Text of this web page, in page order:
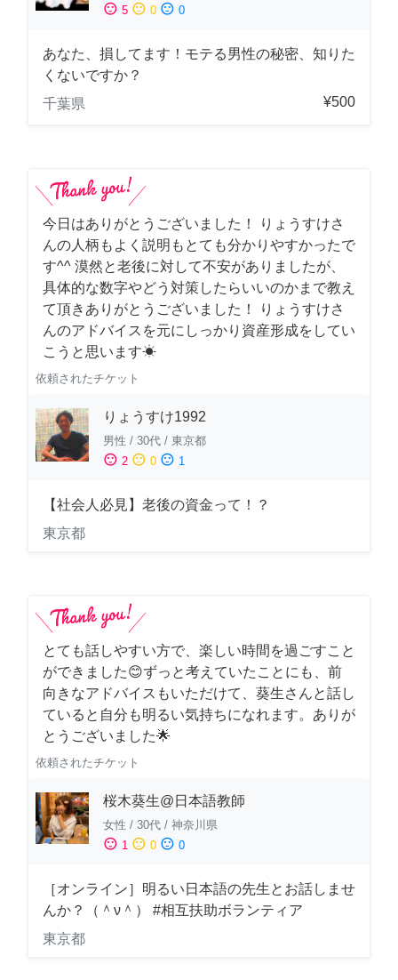
sentiment_satisfied 5 sentiment_neutral 0 sentiment_dissatisfied 0
あなた、損してます！モテる男性の秘密、知りた
くないですか？
千葉県
¥500
今日はありがとうございました！ りょうすけさ
んの人柄もよく説明もとても分かりやすかったで
す^^ 漠然と老後に対して不安がありましたが、
具体的な数字やどう対策したらいいのかまで教え
て頂きありがとうございました！ りょうすけさ
んのアドバイスを元にしっかり資産形成をしてい
こうと思います☀︎
依頼されたチケット
りょうすけ1992
男性 / 30代 / 東京都
sentiment_satisfied 2 sentiment_neutral 0 sentiment_dissatisfied 1
【社会人必見】老後の資金って！？
東京都
とても話しやすい方で、楽しい時間を過ごすこと
ができました😊ずっと考えていたことにも、前
向きなアドバイスもいただけて、葵生さんと話し
ていると自分も明るい気持ちになれます。ありが
とうございました🌟
依頼されたチケット
桜木葵生@日本語教師
女性 / 30代 / 神奈川県
sentiment_satisfied 1 sentiment_neutral 0 sentiment_dissatisfied 0
［オンライン］明るい日本語の先生とお話しませ
んか？（＾ν＾） #相互扶助ボランティア
東京都